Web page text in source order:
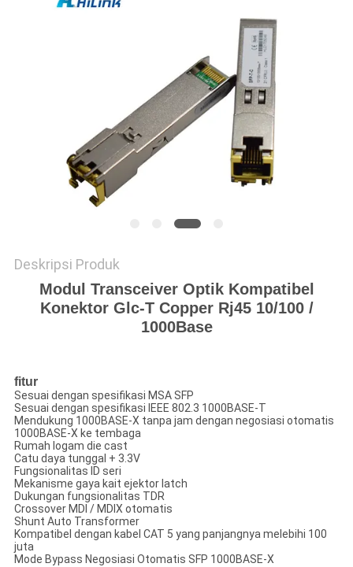
Deskripsi Produk
Modul Transceiver Optik Kompatibel
Konektor Glc-T Copper Rj45 10/100 /
1000Base
fitur
Sesuai dengan spesifikasi MSA SFP
Sesuai dengan spesifikasi IEEE 802.3 1000BASE-T
Mendukung 1000BASE-X tanpa jam dengan negosiasi otomatis
1000BASE-X ke tembaga
Rumah logam die cast
Catu daya tunggal + 3.3V
Fungsionalitas ID seri
Mekanisme gaya kait ejektor latch
Dukungan fungsionalitas TDR
Crossover MDI / MDIX otomatis
Shunt Auto Transformer
Kompatibel dengan kabel CAT 5 yang panjangnya melebihi 100
juta
Mode Bypass Negosiasi Otomatis SFP 1000BASE-X